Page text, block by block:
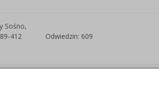
Sośno,
412
Odwiedzin: 609